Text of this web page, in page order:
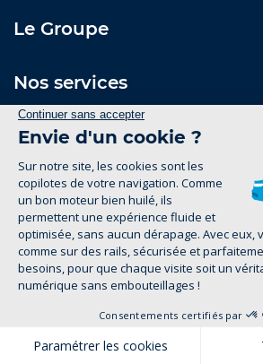
Le Groupe
Nos services
Nos concessions
Contactez-nous
Formulaire de contact
Suivez-nous
Mentions Légales